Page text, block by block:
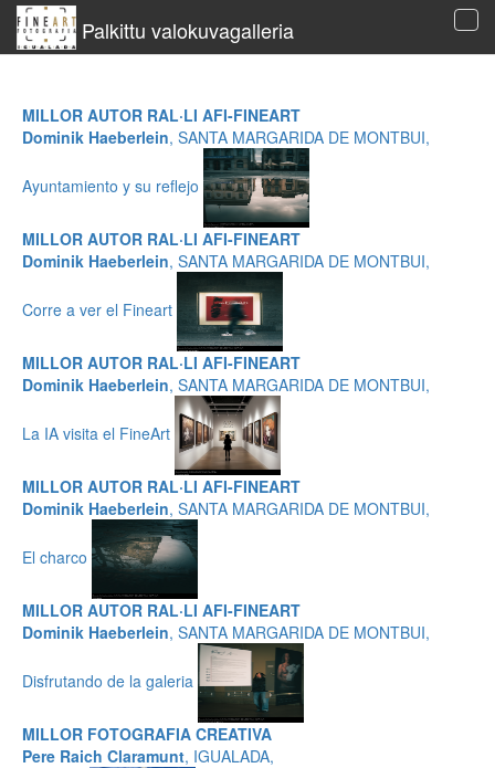
Palkittu valokuvagalleria
MILLOR AUTOR RAL·LI AFI-FINEART
Dominik Haeberlein, SANTA MARGARIDA DE MONTBUI,
Ayuntamiento y su reflejo
MILLOR AUTOR RAL·LI AFI-FINEART
Dominik Haeberlein, SANTA MARGARIDA DE MONTBUI,
Corre a ver el Fineart
MILLOR AUTOR RAL·LI AFI-FINEART
Dominik Haeberlein, SANTA MARGARIDA DE MONTBUI,
La IA visita el FineArt
MILLOR AUTOR RAL·LI AFI-FINEART
Dominik Haeberlein, SANTA MARGARIDA DE MONTBUI,
El charco
MILLOR AUTOR RAL·LI AFI-FINEART
Dominik Haeberlein, SANTA MARGARIDA DE MONTBUI,
Disfrutando de la galeria
MILLOR FOTOGRAFIA CREATIVA
Pere Raich Claramunt, IGUALADA,